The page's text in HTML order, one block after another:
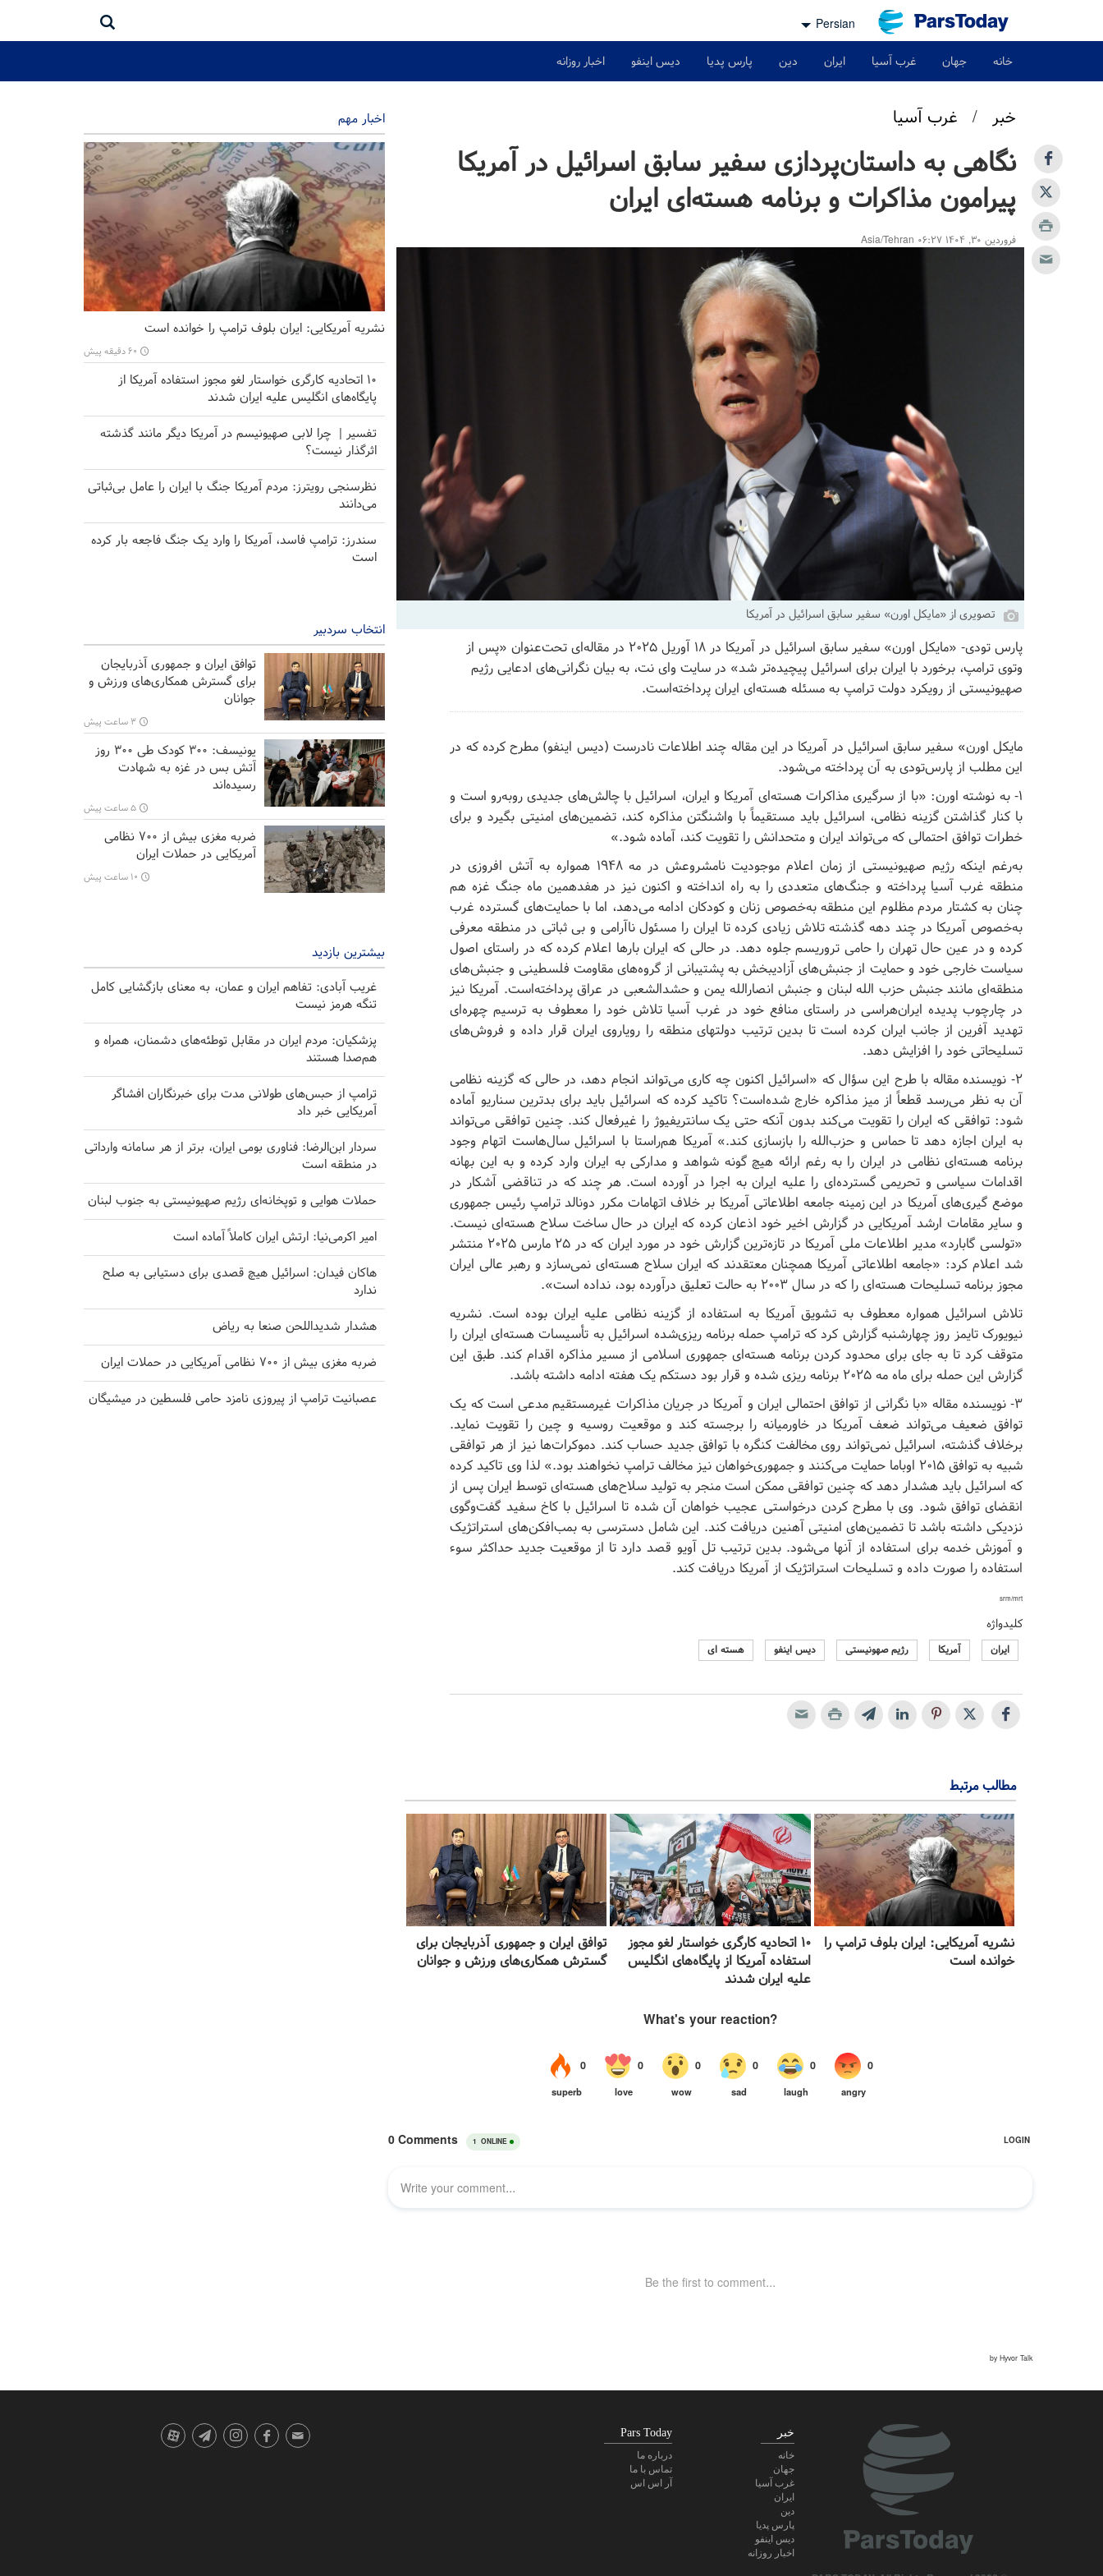
Persian
خانه جهان غرب آسیا ایران دین پارس پدیا دیس اینفو اخبار روزانه
خبر / غرب آسیا
نگاهی به داستان‌پردازی سفیر سابق اسرائیل در آمریکا
پیرامون مذاکرات و برنامه‌ هسته‌ای ایران
فروردین ۳۰, ۱۴۰۴ ۰۶:۲۷ Asia/Tehran
تصویری از «مایکل اورن» سفیر سابق اسرائیل در آمریکا
پارس تودی- «مایکل اورن» سفیر سابق اسرائیل در آمریکا در ۱۸ آوریل ۲۰۲۵ در مقاله‌ای تحت‌عنوان «پس از
وتوی ترامپ، برخورد با ایران برای اسرائیل پیچیده‌تر شد» در سایت وای نت، به بیان نگرانی‌های ادعایی رژیم
صهیونیستی از رویکرد دولت ترامپ به مسئله هسته‌ای ایران پرداخته‌است.
مایکل اورن» سفیر سابق اسرائیل در آمریکا در این مقاله چند اطلاعات نادرست (دیس اینفو) مطرح کرده که در
این مطلب از پارس‌تودی به آن پرداخته می‌شود.
۱- به نوشته اورن: «با از سرگیری مذاکرات هسته‌ای آمریکا و ایران، اسرائیل با چالش‌های جدیدی روبه‌رو است و
با کنار گذاشتن گزینه نظامی، اسرائیل باید مستقیماً با واشنگتن مذاکره کند، تضمین‌های امنیتی بگیرد و برای
خطرات توافق احتمالی که می‌تواند ایران و متحدانش را تقویت کند، آماده شود.»
به‌رغم اینکه رژیم صهیونیستی از زمان اعلام موجودیت نامشروعش در مه ۱۹۴۸ همواره به آتش افروزی در
منطقه غرب آسیا پرداخته و جنگ‌های متعددی را به راه انداخته و اکنون نیز در هفدهمین ماه جنگ غزه هم
چنان به کشتار مردم مظلوم این منطقه به‌خصوص زنان و کودکان ادامه می‌دهد، اما با حمایت‌های گسترده غرب
به‌خصوص آمریکا در چند دهه گذشته تلاش زیادی کرده تا ایران را مسئول ناآرامی و بی ثباتی در منطقه معرفی
کرده و در عین حال تهران را حامی تروریسم جلوه دهد. در حالی که ایران بارها اعلام کرده که در راستای اصول
سیاست خارجی خود و حمایت از جنبش‌های آزادیبخش به پشتیبانی از گروه‌های مقاومت فلسطینی و جنبش‌های
منطقه‌ای مانند جنبش حزب الله لبنان و جنبش انصارالله یمن و حشدالشعبی در عراق پرداخته‌است. آمریکا نیز
در چارچوب پدیده ایران‌هراسی در راستای منافع خود در غرب آسیا تلاش خود را معطوف به ترسیم چهره‌ای
تهدید آفرین از جانب ایران کرده است تا بدین ترتیب دولتهای منطقه را رویاروی ایران قرار داده و فروش‌های
تسلیحاتی خود را افزایش دهد.
۲- نویسنده مقاله با طرح این سؤال که «اسرائیل اکنون چه کاری می‌تواند انجام دهد، در حالی که گزینه نظامی
آن به نظر می‌رسد قطعاً از میز مذاکره خارج شده‌است؟ تاکید کرده که اسرائیل باید برای بدترین سناریو آماده
شود: توافقی که ایران را تقویت می‌کند بدون آنکه حتی یک سانتریفیوژ را غیرفعال کند. چنین توافقی می‌تواند
به ایران اجازه دهد تا حماس و حزب‌الله را بازسازی کند.» آمریکا هم‌راستا با اسرائیل سال‌هاست اتهام وجود
برنامه هسته‌ای نظامی در ایران را به رغم ارائه هیچ گونه شواهد و مدارکی به ایران وارد کرده و به این بهانه
اقدامات سیاسی و تحریمی گسترده‌ای را علیه ایران به اجرا در آورده است. هر چند که در تناقضی آشکار در
موضع گیری‌های آمریکا در این زمینه جامعه اطلاعاتی آمریکا بر خلاف اتهامات مکرر دونالد ترامپ رئیس جمهوری
و سایر مقامات ارشد آمریکایی در گزارش اخیر خود اذعان کرده که ایران در حال ساخت سلاح هسته‌ای نیست.
«تولسی گابارد» مدیر اطلاعات ملی آمریکا در تازه‌ترین گزارش خود در مورد ایران که در ۲۵ مارس ۲۰۲۵ منتشر
شد اعلام کرد: «جامعه اطلاعاتی آمریکا همچنان معتقدند که ایران سلاح هسته‌ای نمی‌سازد و رهبر عالی ایران
مجوز برنامه تسلیحات هسته‌ای را که در سال ۲۰۰۳ به حالت تعلیق درآورده بود، نداده است».
تلاش اسرائیل همواره معطوف به تشویق آمریکا به استفاده از گزینه نظامی علیه ایران بوده است. نشریه
نیویورک تایمز روز چهارشنبه گزارش کرد که ترامپ حمله برنامه ریزی‌شده اسرائیل به تأسیسات هسته‌ای ایران را
متوقف کرد تا به جای برای محدود کردن برنامه هسته‌ای جمهوری اسلامی از مسیر مذاکره اقدام کند. طبق این
گزارش این حمله برای ماه مه ۲۰۲۵ برنامه ریزی شده و قرار بود دستکم یک هفته ادامه داشته باشد.
۳- نویسنده مقاله «با نگرانی از توافق احتمالی ایران و آمریکا در جریان مذاکرات غیرمستقیم مدعی است که یک
توافق ضعیف می‌تواند ضعف آمریکا در خاورمیانه را برجسته کند و موقعیت روسیه و چین را تقویت نماید.
برخلاف گذشته، اسرائیل نمی‌تواند روی مخالفت کنگره با توافق جدید حساب کند. دموکرات‌ها نیز از هر توافقی
شبیه به توافق ۲۰۱۵ اوباما حمایت می‌کنند و جمهوری‌خواهان نیز مخالف ترامپ نخواهند بود.» لذا وی تاکید کرده
که اسرائیل باید هشدار دهد که چنین توافقی ممکن است منجر به تولید سلاح‌های هسته‌ای توسط ایران پس از
انقضای توافق شود. وی با مطرح کردن درخواستی عجیب خواهان آن شده تا اسرائیل با کاخ سفید گفت‌وگوی
نزدیکی داشته باشد تا تضمین‌های امنیتی آهنین دریافت کند. این شامل دسترسی به بمب‌افکن‌های استراتژیک
و آموزش خدمه برای استفاده از آنها می‌شود. بدین ترتیب تل آویو قصد دارد تا از موقعیت جدید حداکثر سوء
استفاده را صورت داده و تسلیحات استراتژیک از آمریکا دریافت کند.
srm/mrt
کلیدواژه
ایران آمریکا رژیم صهونیستی دیس اینفو هسته ای
مطالب مرتبط
نشریه آمریکایی: ایران بلوف ترامپ را
خوانده است
۱۰ اتحادیه کارگری خواستار لغو مجوز
استفاده آمریکا از پایگاه‌های انگلیس
علیه ایران شدند
توافق ایران و جمهوری آذربایجان برای
گسترش همکاری‌های ورزش و جوانان
اخبار مهم
نشریه آمریکایی: ایران بلوف ترامپ را خوانده است
۶۰ دقیقه پیش
۱۰ اتحادیه کارگری خواستار لغو مجوز استفاده آمریکا از
پایگاه‌های انگلیس علیه ایران شدند
تفسیر | چرا لابی صهیونیسم در آمریکا دیگر مانند گذشته
اثرگذار نیست؟
نظرسنجی رویترز: مردم آمریکا جنگ با ایران را عامل بی‌ثباتی
می‌دانند
سندرز: ترامپ فاسد، آمریکا را وارد یک جنگ فاجعه بار کرده
است
انتخاب سردبیر
توافق ایران و جمهوری آذربایجان
برای گسترش همکاری‌های ورزش و
جوانان
۳ ساعت پیش
یونیسف: ۳۰۰ کودک طی ۳۰۰ روز
آتش بس در غزه به شهادت
رسیده‌اند
۵ ساعت پیش
ضربه مغزی بیش از ۷۰۰ نظامی
آمریکایی در حملات ایران
۱۰ ساعت پیش
بیشترین بازدید
غریب آبادی: تفاهم ایران و عمان، به معنای بازگشایی کامل
تنگه هرمز نیست
پزشکیان: مردم ایران در مقابل توطئه‌های دشمنان، همراه و
هم‌صدا هستند
ترامپ از حبس‌های طولانی مدت برای خبرنگاران افشاگر
آمریکایی خبر داد
سردار ابن‌الرضا: فناوری بومی ایران، برتر از هر سامانه وارداتی
در منطقه است
حملات هوایی و توپخانه‌ای رژیم صهیونیستی به جنوب لبنان
امیر اکرمی‌نیا: ارتش ایران کاملاً آماده است
هاکان فیدان: اسرائیل هیچ قصدی برای دستیابی به صلح
ندارد
هشدار شدیداللحن صنعا به ریاض
ضربه مغزی بیش از ۷۰۰ نظامی آمریکایی در حملات ایران
عصبانیت ترامپ از پیروزی نامزد حامی فلسطین در میشیگان
خبر
خانه
جهان
غرب آسیا
ایران
دین
پارس پدیا
دیس اینفو
اخبار روزانه
Pars Today
درباره ما
تماس با ما
آر اس اس